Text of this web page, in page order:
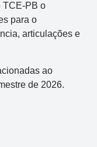
TCE-PB o
para o
articulações e
ao
de 2026.